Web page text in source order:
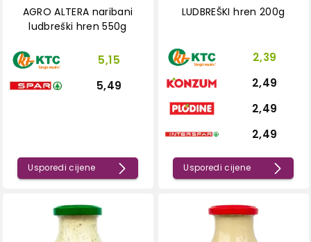
AGRO ALTERA naribani
ludbreški hren 550g
5,15
5,49
Usporedi cijene
LUDBREŠKI hren 200g
2,39
2,49
2,49
2,49
Usporedi cijene